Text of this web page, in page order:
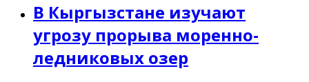
В Кыргызстане изучают
угрозу прорыва моренно-
ледниковых озер